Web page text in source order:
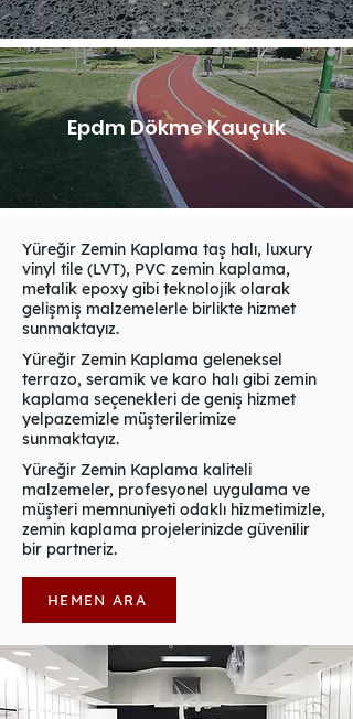
Epdm Dökme Kauçuk
Yüreğir Zemin Kaplama taş halı, luxury
vinyl tile (LVT), PVC zemin kaplama,
metalik epoxy gibi teknolojik olarak
gelişmiş malzemelerle birlikte hizmet
sunmaktayız.
Yüreğir Zemin Kaplama geleneksel
terrazo, seramik ve karo halı gibi zemin
kaplama seçenekleri de geniş hizmet
yelpazemizle müşterilerimize
sunmaktayız.
Yüreğir Zemin Kaplama kaliteli
malzemeler, profesyonel uygulama ve
müşteri memnuniyeti odaklı hizmetimizle,
zemin kaplama projelerinizde güvenilir
bir partneriz.
HEMEN ARA